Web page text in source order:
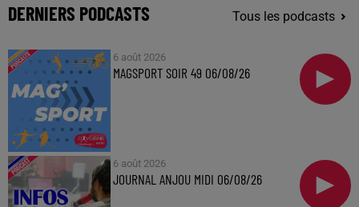
DERNIERS PODCASTS Tous les podcasts
6 août 2026
MAGSPORT SOIR 49 06/08/26
6 août 2026
JOURNAL ANJOU MIDI 06/08/26